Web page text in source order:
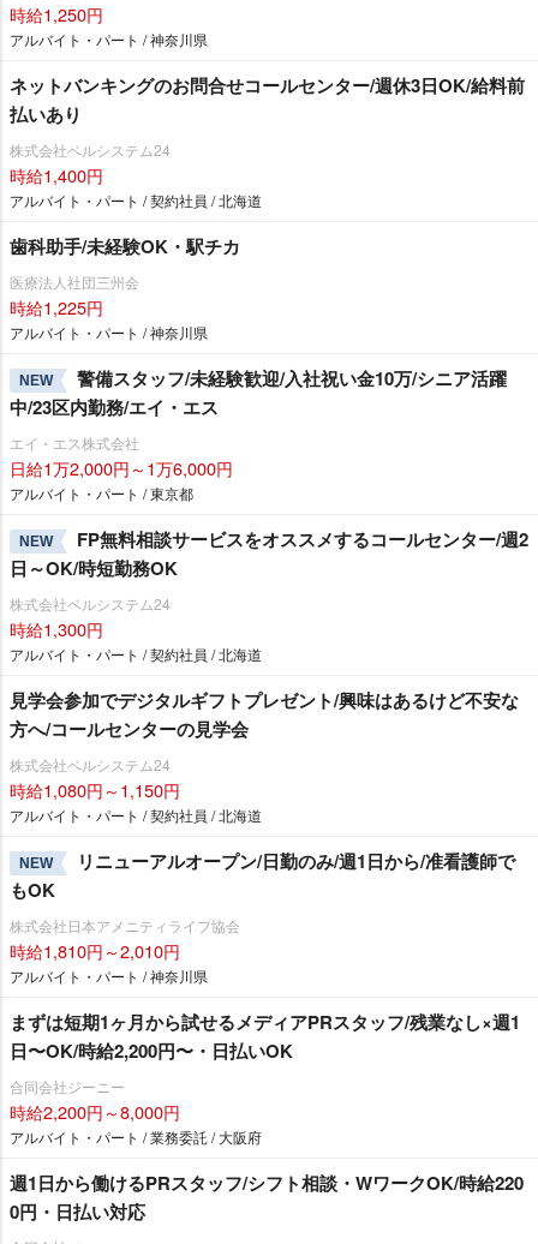
時給1,250円
アルバイト・パート / 神奈川県
ネットバンキングのお問合せコールセンター/週休3日OK/給料前
払いあり
株式会社ベルシステム24
時給1,400円
アルバイト・パート / 契約社員 / 北海道
歯科助手/未経験OK・駅チカ
医療法人社団三州会
時給1,225円
アルバイト・パート / 神奈川県
NEW
警備スタッフ/未経験歓迎/入社祝い金10万/シニア活躍
中/23区内勤務/エイ・エス
エイ・エス株式会社
日給1万2,000円～1万6,000円
アルバイト・パート / 東京都
NEW
FP無料相談サービスをオススメするコールセンター/週2
日～OK/時短勤務OK
株式会社ベルシステム24
時給1,300円
アルバイト・パート / 契約社員 / 北海道
見学会参加でデジタルギフトプレゼント/興味はあるけど不安な
方へ/コールセンターの見学会
株式会社ベルシステム24
時給1,080円～1,150円
アルバイト・パート / 契約社員 / 北海道
NEW
リニューアルオープン/日勤のみ/週1日から/准看護師で
もOK
株式会社日本アメニティライフ協会
時給1,810円～2,010円
アルバイト・パート / 神奈川県
まずは短期1ヶ月から試せるメディアPRスタッフ/残業なし×週1
日〜OK/時給2,200円〜・日払いOK
合同会社ジーニー
時給2,200円～8,000円
アルバイト・パート / 業務委託 / 大阪府
週1日から働けるPRスタッフ/シフト相談・WワークOK/時給220
0円・日払い対応